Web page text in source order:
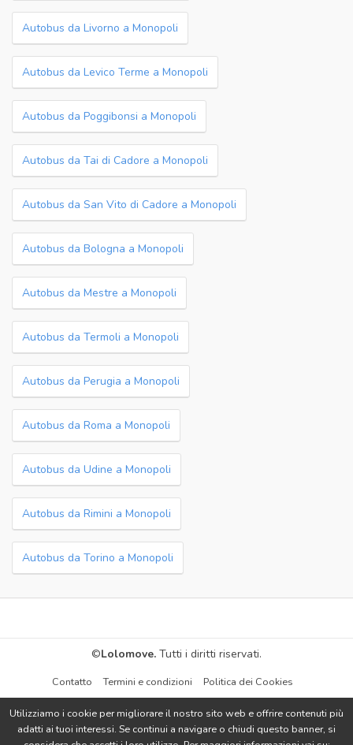
Autobus da Livorno a Monopoli
Autobus da Levico Terme a Monopoli
Autobus da Poggibonsi a Monopoli
Autobus da Tai di Cadore a Monopoli
Autobus da San Vito di Cadore a Monopoli
Autobus da Bologna a Monopoli
Autobus da Mestre a Monopoli
Autobus da Termoli a Monopoli
Autobus da Perugia a Monopoli
Autobus da Roma a Monopoli
Autobus da Udine a Monopoli
Autobus da Rimini a Monopoli
Autobus da Torino a Monopoli
Utilizziamo i cookie per migliorare il nostro sito web e offrire contenuti più
adatti ai tuoi interessi. Se continui a navigare o chiudi questo banner, si
©Lolomove. Tutti i diritti riservati.
Contatto Termini e condizioni Politica dei Cookies